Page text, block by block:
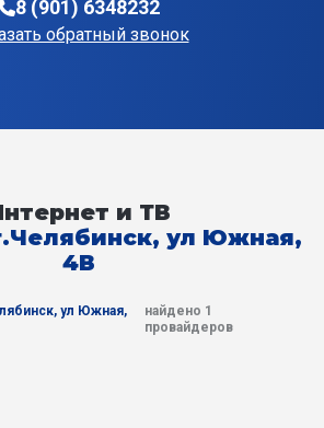
8 (901) 6348232
обратный звонок
и ТВ
ул Южная,
4В
ул Южная,
найдено 1
провайдеров